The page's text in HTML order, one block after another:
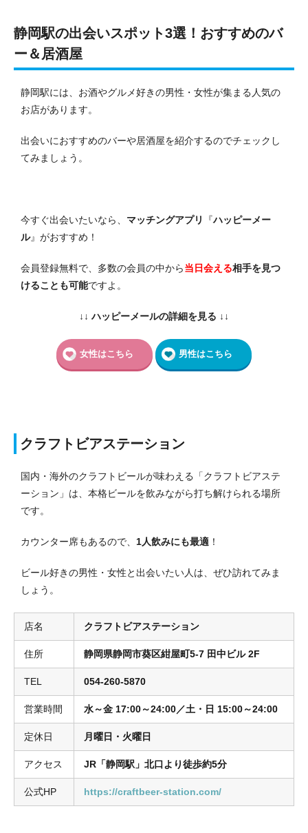
静岡駅の出会いスポット3選！おすすめのバ
ー＆居酒屋
静岡駅には、お酒やグルメ好きの男性・女性が集まる人気の
お店があります。
出会いにおすすめのバーや居酒屋を紹介するのでチェックし
てみましょう。
今すぐ出会いたいなら、 マッチングアプリ 『ハッピーメー
ル』がおすすめ！
会員登録無料で、多数の会員の中から当日会える相手を見つ
けることも可能ですよ。
↓↓ ハッピーメールの詳細を見る ↓↓
女性はこちら 男性はこちら
クラフトビアステーション
国内・海外のクラフトビールが味わえる「クラフトビアステ
ーション」は、本格ビールを飲みながら打ち解けられる場所
です。
カウンター席もあるので、 1人飲みにも最適 ！
ビール好きの男性・女性と出会いたい人は、ぜひ訪れてみま
しょう。
店名 クラフトビアステーション
住所 静岡県静岡市葵区紺屋町5-7 田中ビル 2F
TEL 054-260-5870
営業時間 水～金 17:00～24:00／土・日 15:00～24:00
定休日 月曜日・火曜日
アクセス JR「静岡駅」北口より徒歩約5分
公式HP https://craftbeer-station.com/